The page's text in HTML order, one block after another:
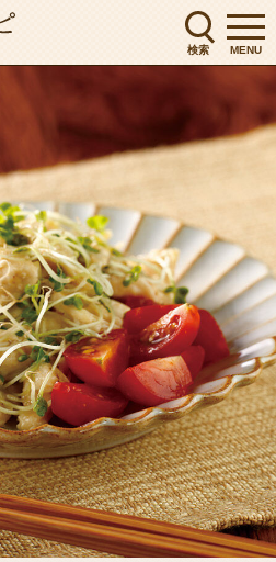
検索 MENU